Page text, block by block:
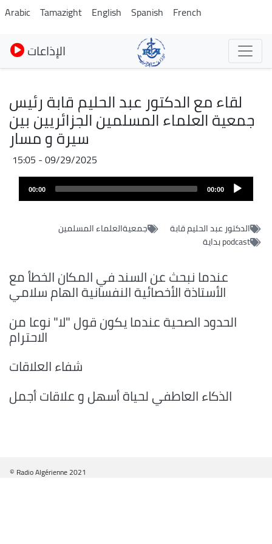
Skip
to
main
content
Arabic Tamazight English Spanish French
الإذاعات
لقاء مع الدكتور عبد الحليم قابة رئيس
جمعية العلماء المسلمين الجزائريين بين
سيرة و مسار
09/29/2025 - 15:05
Audio
00:00
00:00
الدكتور عبد الحليم قابة
جمعيةالعلماء المسلمين
podcast بداية
عندما نبحث عن السند في المكان الخطأ مع
الأستاذة الأخصائية النفسانية الهام سلامي
الحدود الصحية عندما يكون قول "لا" نوعا من
الاحترام
شفاء العلاقات
الذكاء العاطفي لحياة أسهل و علاقات أجمل
© Radio Algérienne 2021